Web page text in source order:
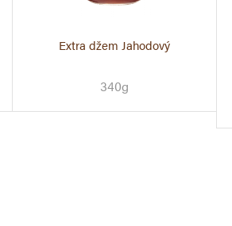
Extra džem Jahodový
340g